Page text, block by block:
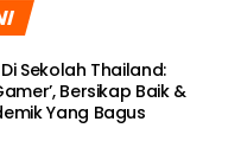
Sekolah Thailand:
Bersikap Baik &
Yang Bagus